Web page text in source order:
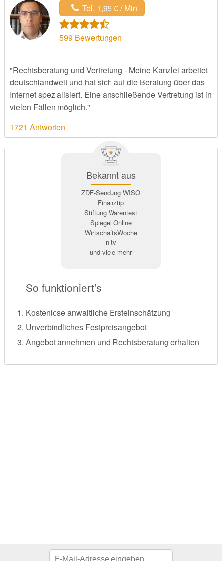
Tel. 1,99 € / Min
599Bewertungen
"Rechtsberatung und Vertretung - Meine Kanzlei arbeitet
deutschlandweit und hat sich auf die Beratung über das
Internet spezialisiert. Eine anschließende Vertretung ist in
vielen Fällen möglich."
1721 Antworten
Bekannt aus
ZDF-Sendung WISO
Finanztip
Stiftung Warentest
Spiegel Online
WirtschaftsWoche
n-tv
und viele mehr
So funktioniert's
Kostenlose anwaltliche Ersteinschätzung
Unverbindliches Festpreisangebot
Angebot annehmen und Rechtsberatung erhalten